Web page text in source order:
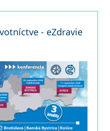
- eZdravie